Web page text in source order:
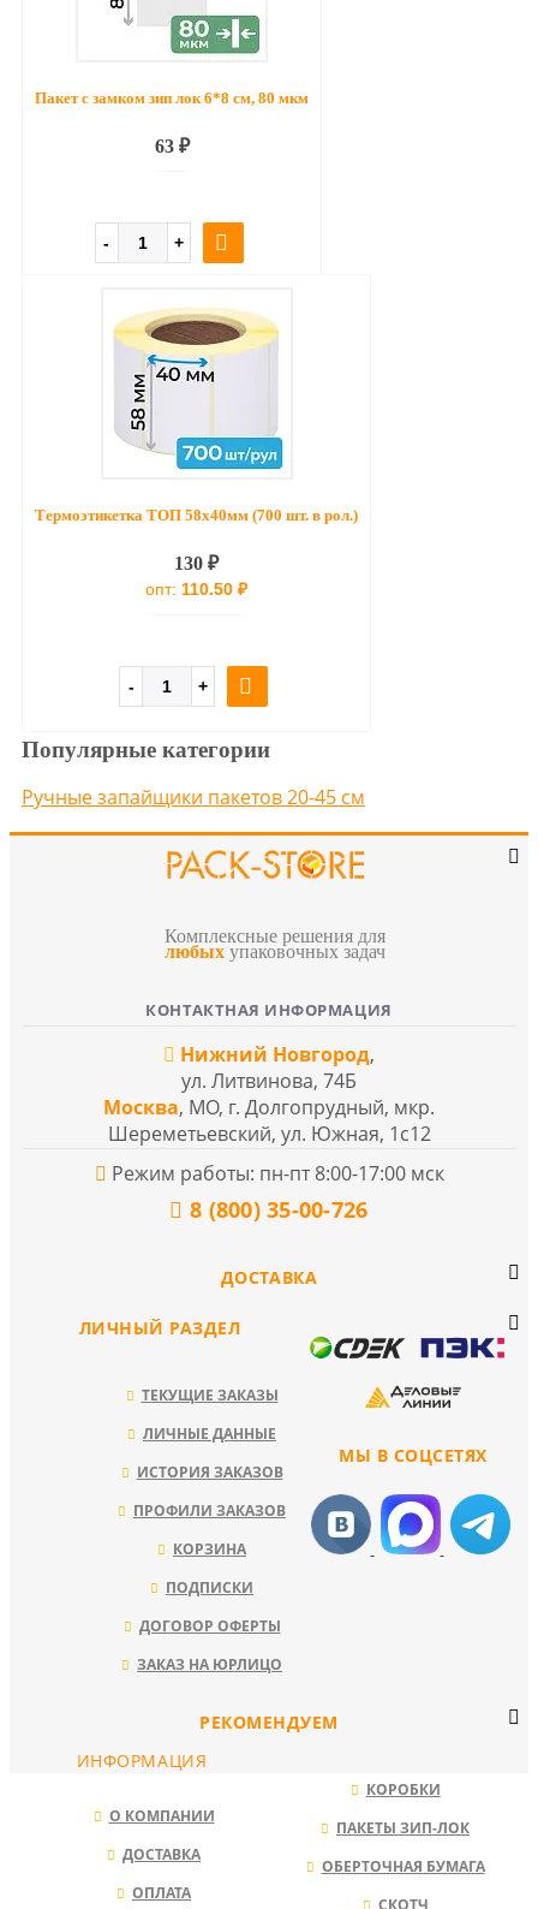
Пакет с замком зип лок 6*8 см, 80 мкм
63 ₽
Термоэтикетка ТОП 58х40мм (700 шт. в рол.)
130 ₽
опт: 110.50 ₽
Популярные категории
Ручные запайщики пакетов 20-45 см
Комплексные решения для
любых упаковочных задач
КОНТАКТНАЯ ИНФОРМАЦИЯ
Нижний Новгород,
ул. Литвинова, 74Б
Москва, МО, г. Долгопрудный, мкр.
Шереметьевский, ул. Южная, 1с12
Режим работы: пн-пт 8:00-17:00 мск
8 (800) 35-00-726
ДОСТАВКА
МЫ В СОЦСЕТЯХ
ЛИЧНЫЙ РАЗДЕЛ
ТЕКУЩИЕ ЗАКАЗЫ
ЛИЧНЫЕ ДАННЫЕ
ИСТОРИЯ ЗАКАЗОВ
ПРОФИЛИ ЗАКАЗОВ
КОРЗИНА
ПОДПИСКИ
ДОГОВОР ОФЕРТЫ
ЗАКАЗ НА ЮРЛИЦО
РЕКОМЕНДУЕМ
КОРОБКИ
ПАКЕТЫ ЗИП-ЛОК
ОБЕРТОЧНАЯ БУМАГА
СКОТЧ
ИНФОРМАЦИЯ
О КОМПАНИИ
ДОСТАВКА
ОПЛАТА